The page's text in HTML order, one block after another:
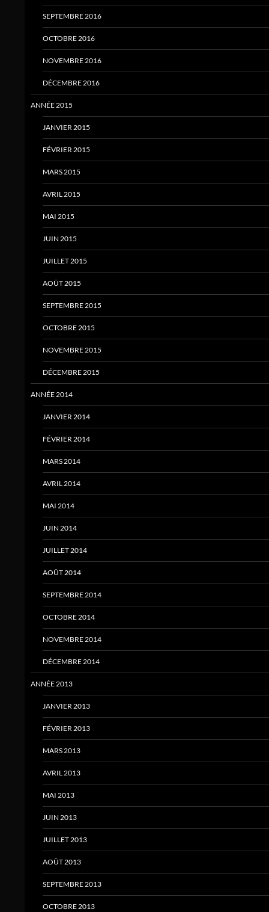
SEPTEMBRE 2016
OCTOBRE 2016
NOVEMBRE 2016
DÉCEMBRE 2016
ANNÉE 2015
JANVIER 2015
FÉVRIER 2015
MARS 2015
AVRIL 2015
MAI 2015
JUIN 2015
JUILLET 2015
AOÛT 2015
SEPTEMBRE 2015
OCTOBRE 2015
NOVEMBRE 2015
DÉCEMBRE 2015
ANNÉE 2014
JANVIER 2014
FÉVRIER 2014
MARS 2014
AVRIL 2014
MAI 2014
JUIN 2014
JUILLET 2014
AOÛT 2014
SEPTEMBRE 2014
OCTOBRE 2014
NOVEMBRE 2014
DÉCEMBRE 2014
ANNÉE 2013
JANVIER 2013
FÉVRIER 2013
MARS 2013
AVRIL 2013
MAI 2013
JUIN 2013
JUILLET 2013
AOÛT 2013
SEPTEMBRE 2013
OCTOBRE 2013